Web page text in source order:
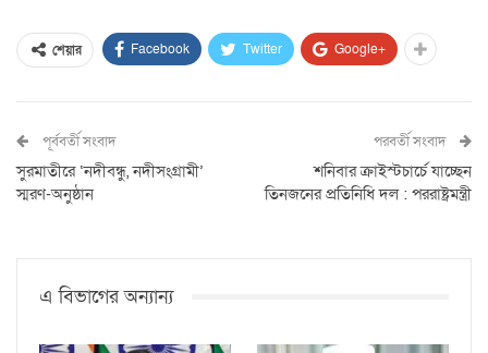
শেয়ার Facebook Twitter Google+
পূর্ববর্তী সংবাদ
সুরমাতীরে ‘নদীবন্ধু, নদীসংগ্রামী’
স্মরণ-অনুষ্ঠান
পরবর্তী সংবাদ
শনিবার ক্রাইস্টচার্চে যাচ্ছেন
তিনজনের প্রতিনিধি দল : পররাষ্ট্রমন্ত্রী
এ বিভাগের অন্যান্য